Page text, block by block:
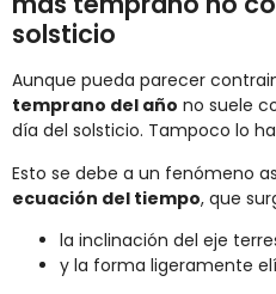
solsticio
Aunque pueda parecer
temprano del año no suele
día del solsticio. Tampoco lo
Esto se debe a un fenómeno
ecuación del tiempo, que
la inclinación del eje
y la forma ligeramente